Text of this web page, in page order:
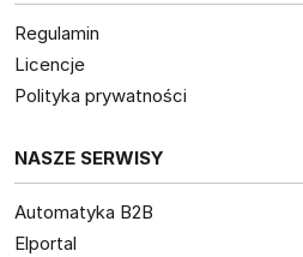
Regulamin
Licencje
Polityka prywatności
NASZE SERWISY
Automatyka B2B
Elportal